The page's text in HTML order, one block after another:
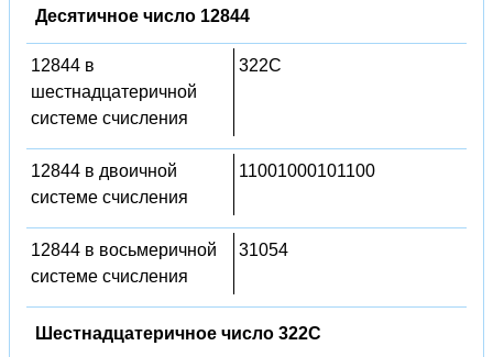
Десятичное число 12844
12844 в
шестнадцатеричной
системе счисления
322C
12844 в двоичной
системе счисления
11001000101100
12844 в восьмеричной
системе счисления
31054
Шестнадцатеричное число 322C